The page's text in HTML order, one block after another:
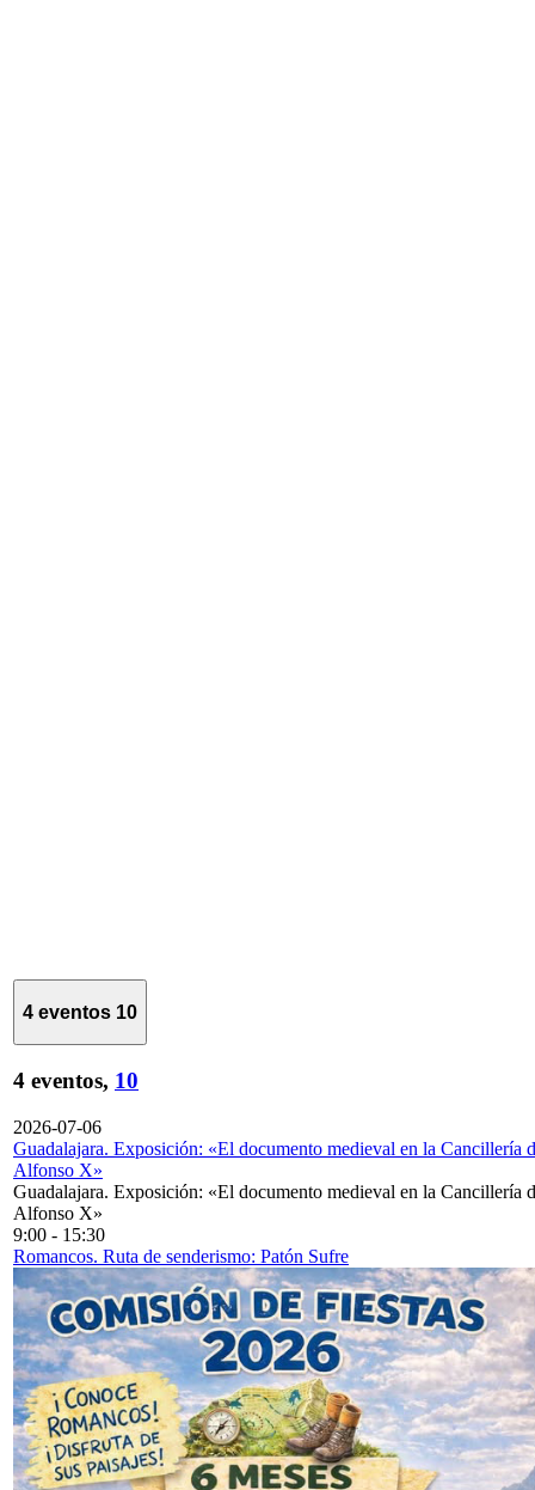
4 eventos 10
4 eventos, 10
2026-07-06
Guadalajara. Exposición: «El documento medieval en la Cancillería
Alfonso X»
Guadalajara. Exposición: «El documento medieval en la Cancillería
Alfonso X»
9:00 - 15:30
Romancos. Ruta de senderismo: Patón Sufre